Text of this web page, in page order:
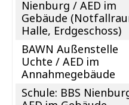
Nienburg / AED im
Gebäude
Halle, Erdgeschoss)
BAWN Außenstelle
Uchte / AED im
Annahmegebäude
Schule: BBS